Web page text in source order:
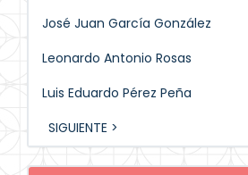
José Juan García González
Leonardo Antonio Rosas
Luis Eduardo Pérez Peña
SIGUIENTE >